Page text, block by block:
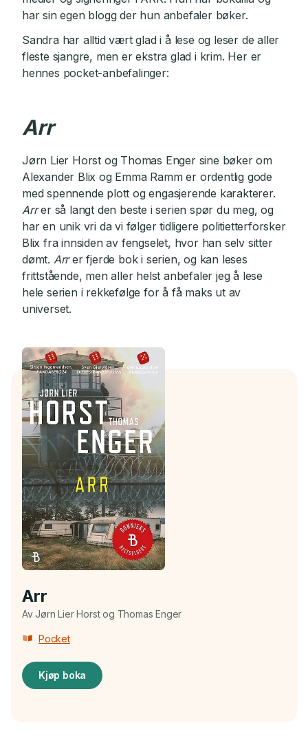
har sin egen blogg der hun anbefaler bøker.
Sandra har alltid vært glad i å lese og leser de aller
fleste sjangre, men er ekstra glad i krim. Her er
hennes pocket-anbefalinger:
Arr
Jørn Lier Horst og Thomas Enger sine bøker om
Alexander Blix og Emma Ramm er ordentlig gode
med spennende plott og engasjerende karakterer.
Arrer så langt den beste i serien spør du meg, og
har en unik vri da vi følger tidligere politietterforsker
Blix fra innsiden av fengselet, hvor han selv sitter
dømt. Arrer fjerde bok i serien, og kan leses
frittstående, men aller helst anbefaler jeg å lese
hele serien i rekkefølge for å få maks ut av
universet.
Arr
Av Jørn Lier Horst og Thomas Enger
Pocket
Kjøp boka